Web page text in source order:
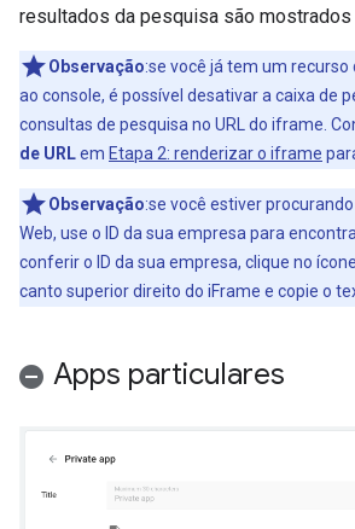
resultados da pesquisa são
Observação:se você já tem um
ao console, é possível desativar a caixa de
consultas de pesquisa no URL do iframe.
de URLem Etapa 2: renderizar o iframe
Observação:se você estiver
Web, use o ID da sua empresa para
conferir o ID da sua empresa, clique no
canto superior direito do iFrame e copie o
Apps particulares